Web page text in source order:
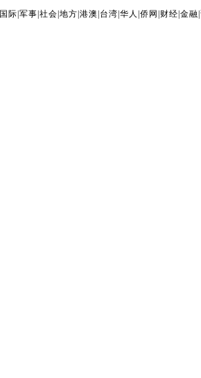
国际 |军事 |社会 |地方 |港澳 台湾 |华人 |侨网 财经 |金融 |